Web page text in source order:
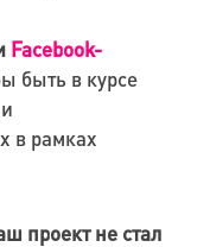
Facebook-
быть в курсе
в рамках
проект не стал